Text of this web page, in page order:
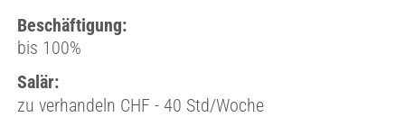
Beschäftigung:
bis 100%
Salär:
zu verhandeln CHF - 40 Std/Woche